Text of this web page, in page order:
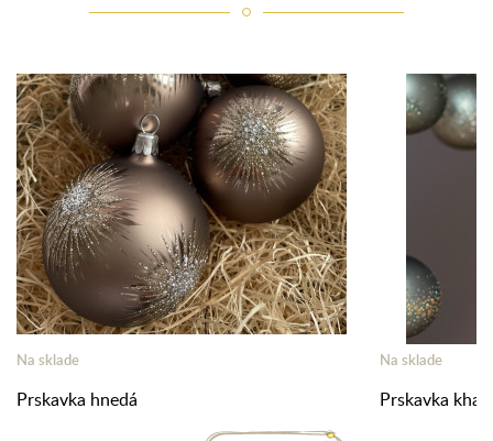
Na sklade
Prskavka hnedá
Na sklade
Prskavka khaki